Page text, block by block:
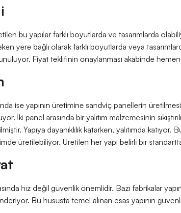
bu yapılar farklı boyutlarda ve tasarımlarda
yere bağlı olarak farklı boyutlarda veya
Fiyat teklifinin onaylanması akabinde hemen
ise yapının üretimine sandviç panellerin
İki panel arasında bir yalıtım malzemesinin
Yapıya dayanıklılık katarken, yalıtımda
üretilebiliyor. Üretilen her yapı belirli bir
hız değil güvenlik önemlidir. Bazı fabrikalar
Bu hususta temel alınan esas yapının